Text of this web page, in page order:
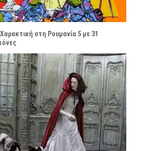
στη Ρουμανία 5 με 31